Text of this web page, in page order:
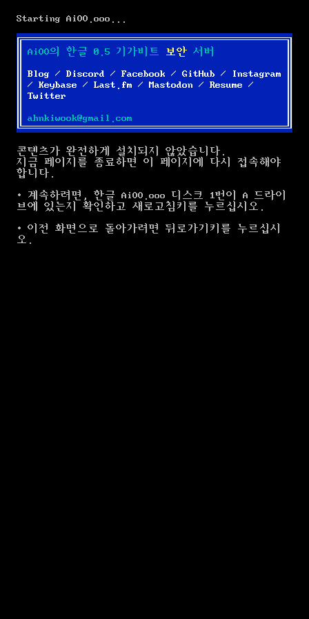
Starting AiOO.ooo...
AiOO의 한글 0.5 기가비트 보안 서버
Blog / Discord / Facebook / GitHub /
Instagram
/ Keybase / Last.fm / Mastodon / Resume /
Twitter
ahnkiwook@gmail.com
콘텐츠가 완전하게 설치되지 않았습니다.
지금 페이지를 종료하면 이 페이지에 다시 접속해야
합니다.
• 계속하려면, 한글 AiOO.ooo 디스크 1번이 A 드라이
브에 있는지 확인하고 새로고침키를 누르십시오.
• 이전 화면으로 돌아가려면 뒤로가기키를 누르십시
오.